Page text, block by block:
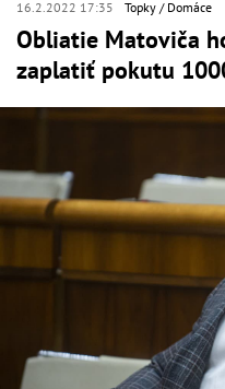
16.2.2022 17:35 Topky Domáce
Obliatie Matoviča
zaplatiť pokutu